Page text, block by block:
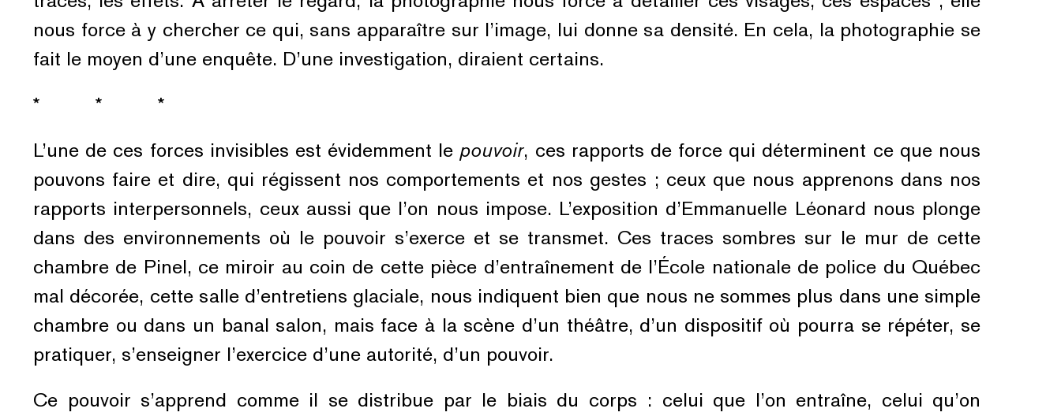
nous force à y chercher ce qui, sans apparaître sur l’image, lui donne sa densité. En cela, la photographie se
fait le moyen d’une enquête. D’une investigation, diraient certains.
* * *
L’une de ces forces invisibles est évidemment le pouvoir, ces rapports de force qui déterminent ce que nous
pouvons faire et dire, qui régissent nos comportements et nos gestes ; ceux que nous apprenons dans nos
rapports interpersonnels, ceux aussi que l’on nous impose. L’exposition d’Emmanuelle Léonard nous plonge
dans des environnements où le pouvoir s’exerce et se transmet. Ces traces sombres sur le mur de cette
chambre de Pinel, ce miroir au coin de cette pièce d’entraînement de l’École nationale de police du Québec
mal décorée, cette salle d’entretiens glaciale, nous indiquent bien que nous ne sommes plus dans une simple
chambre ou dans un banal salon, mais face à la scène d’un théâtre, d’un dispositif où pourra se répéter, se
pratiquer, s’enseigner l’exercice d’une autorité, d’un pouvoir.
Ce pouvoir s’apprend comme il se distribue par le biais du corps : celui que l’on entraîne, celui qu’on